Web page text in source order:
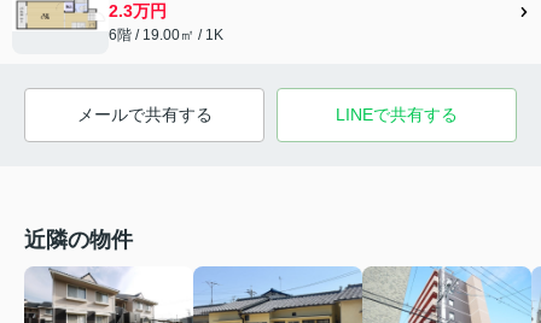
2.3万円
6階 / 19.00㎡ / 1K
メールで共有する LINEで共有する
近隣の物件